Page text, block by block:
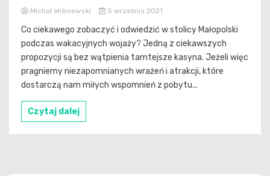
Michał Wiśniewski 5 września 2021
Co ciekawego zobaczyć i odwiedzić w stolicy Małopolski
podczas wakacyjnych wojaży? Jedną z ciekawszych
propozycji są bez wątpienia tamtejsze kasyna. Jeżeli więc
pragniemy niezapomnianych wrażeń i atrakcji, które
dostarczą nam miłych wspomnień z pobytu...
Czytaj dalej